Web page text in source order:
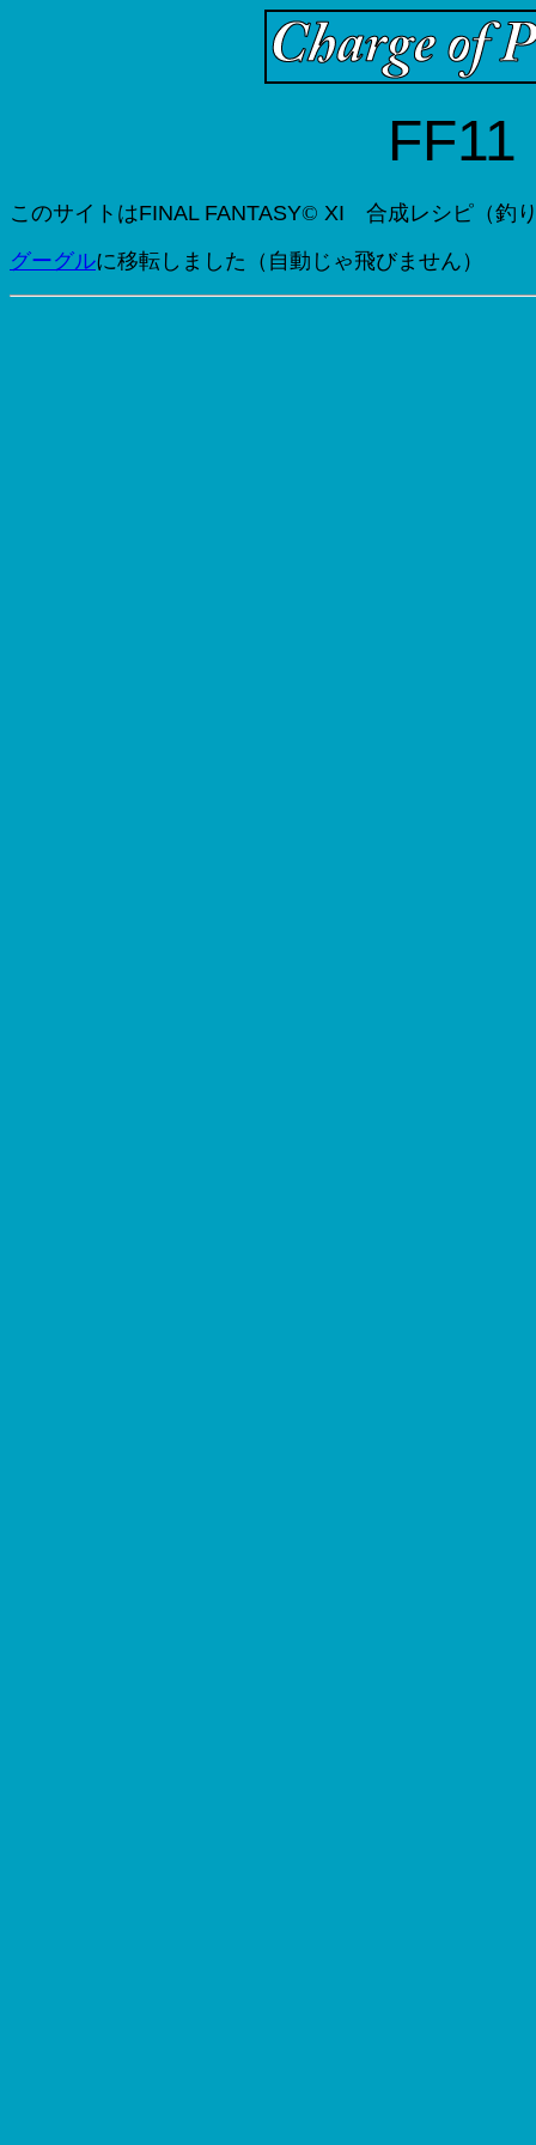
このサイトはFINAL FANTASY© XI 合成レシピ（釣り
グーグルに移転しました（自動じゃ飛びません）